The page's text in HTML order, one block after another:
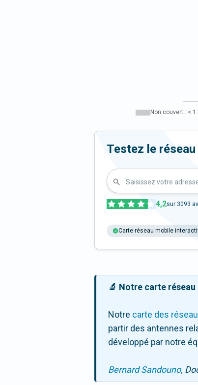
Non couvert : <
Testez le
Saisissez votre
4,2sur 3093
Carte réseau mobile
🔬 Notre carte
Notre carte des
partir des antennes
développé par notre
Bernard Sandouno,